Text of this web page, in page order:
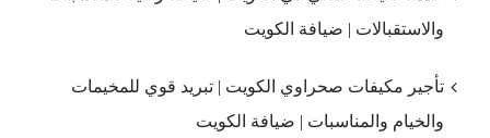
والاستقبالات | ضيافة الكويت
تأجير مكيفات صحراوي الكويت | تبريد قوي للمخيمات
والخيام والمناسبات | ضيافة الكويت